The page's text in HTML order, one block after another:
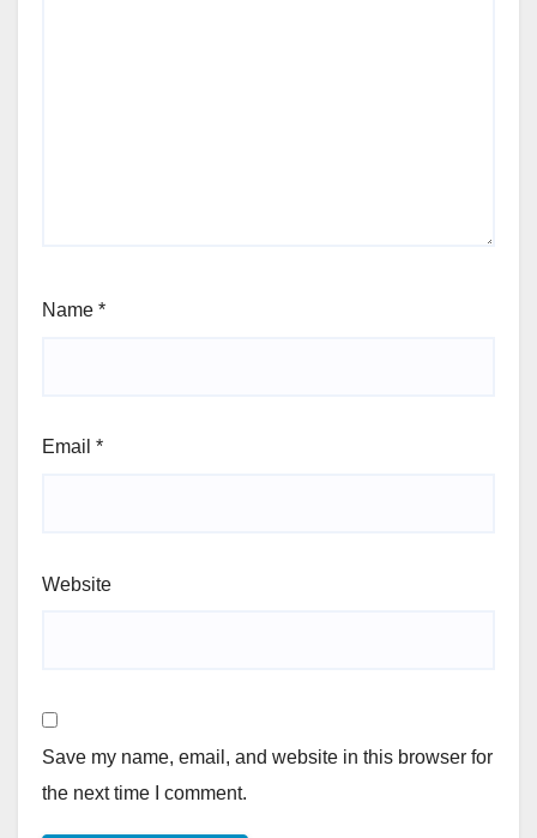
Name *
Email *
Website
Save my name, email, and website in this browser for
the next time I comment.